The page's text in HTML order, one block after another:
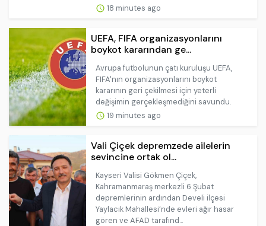
18 minutes ago
UEFA, FIFA organizasyonlarını
boykot kararından ge...
Avrupa futbolunun çatı kuruluşu UEFA,
FIFA'nın organizasyonlarını boykot
kararının geri çekilmesi için yeterli
değişimin gerçekleşmediğini savundu.
19 minutes ago
Vali Çiçek depremzede ailelerin
sevincine ortak ol...
Kayseri Valisi Gökmen Çiçek,
Kahramanmaraş merkezli 6 Şubat
depremlerinin ardından Develi ilçesi
Yaylacık Mahallesi’nde evleri ağır hasar
gören ve AFAD tarafınd...